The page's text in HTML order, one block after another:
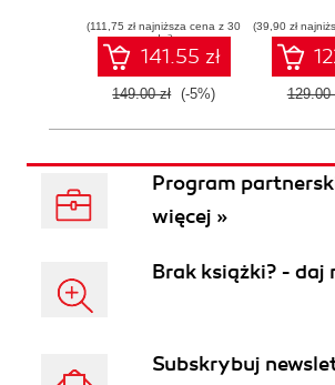
(111,75 zł najniższa cena z 30
dni)
141.55 zł
149.00 zł (-5%)
(39,90 zł
129.00
Program
więcej »
Brak książki? - daj
Subskrybuj